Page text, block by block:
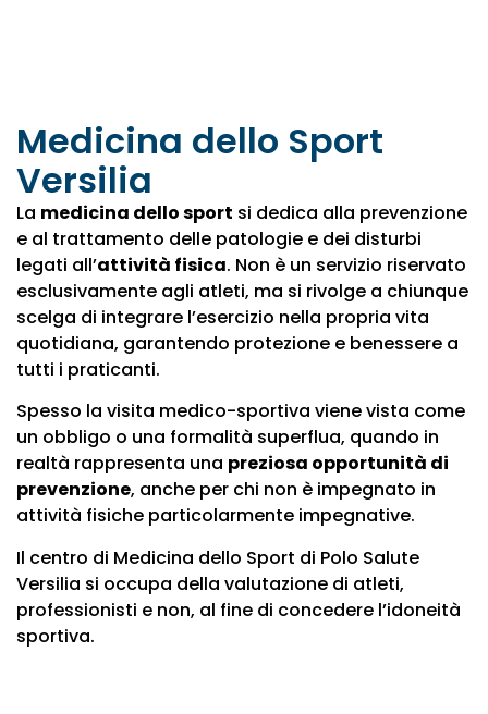
Medicina dello Sport
Versilia
La medicina dello sport si dedica alla prevenzione
e al trattamento delle patologie e dei disturbi
legati all’attività fisica. Non è un servizio riservato
esclusivamente agli atleti, ma si rivolge a chiunque
scelga di integrare l’esercizio nella propria vita
quotidiana, garantendo protezione e benessere a
tutti i praticanti.
Spesso la visita medico-sportiva viene vista come
un obbligo o una formalità superflua, quando in
realtà rappresenta una preziosa opportunità di
prevenzione, anche per chi non è impegnato in
attività fisiche particolarmente impegnative.
Il centro di Medicina dello Sport di Polo Salute
Versilia si occupa della valutazione di atleti,
professionisti e non, al fine di concedere l’idoneità
sportiva.